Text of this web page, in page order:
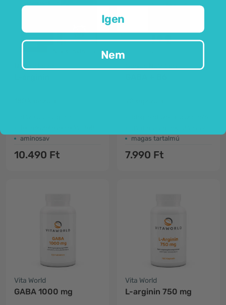
Nature Love
aminosav
10.490 Ft
magas tartalmú
7.990 Ft
Vita World
GABA 1000 mg
Vita World
L-arginin 750 mg
Igen
Nem